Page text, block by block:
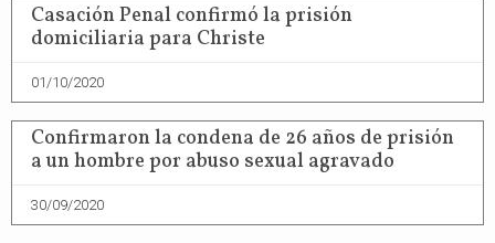
Casación Penal confirmó la prisión
domiciliaria para Christe
01/10/2020
Confirmaron la condena de 26 años de prisión
a un hombre por abuso sexual agravado
30/09/2020